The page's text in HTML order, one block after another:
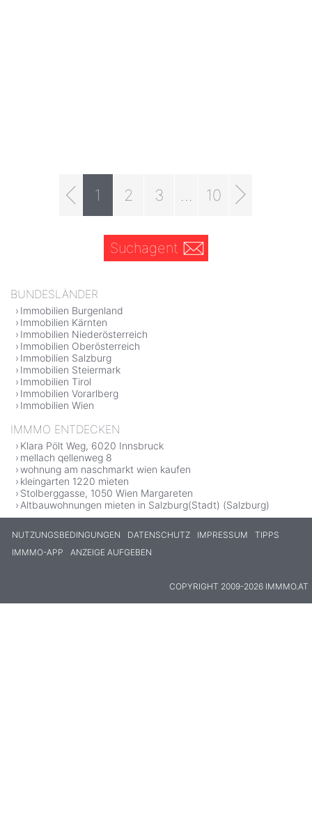
1 2 3 10
Suchagent
BUNDESLÄNDER
Immobilien Burgenland
Immobilien Kärnten
Immobilien Niederösterreich
Immobilien Oberösterreich
Immobilien Salzburg
Immobilien Steiermark
Immobilien Tirol
Immobilien Vorarlberg
Immobilien Wien
IMMMO ENTDECKEN
Klara Pölt Weg, 6020 Innsbruck
mellach qellenweg 8
wohnung am naschmarkt wien kaufen
kleingarten 1220 mieten
Stolberggasse, 1050 Wien Margareten
Altbauwohnungen mieten in Salzburg(Stadt) (Salzburg)
NUTZUNGSBEDINGUNGEN DATENSCHUTZ IMPRESSUM
TIPPS
IMMMO-APP
ANZEIGE AUFGEBEN
COPYRIGHT 2009-2026 IMMMO.AT